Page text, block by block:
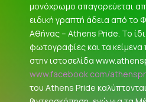
μονόχρωμο απαγορεύεται
ειδική γραπτή άδεια από το
Αθήνας – Athens Pride. Το
φωτογραφίες και τα κείμενα
στην ιστοσελίδα
www.facebook.com/
του Athens Pride